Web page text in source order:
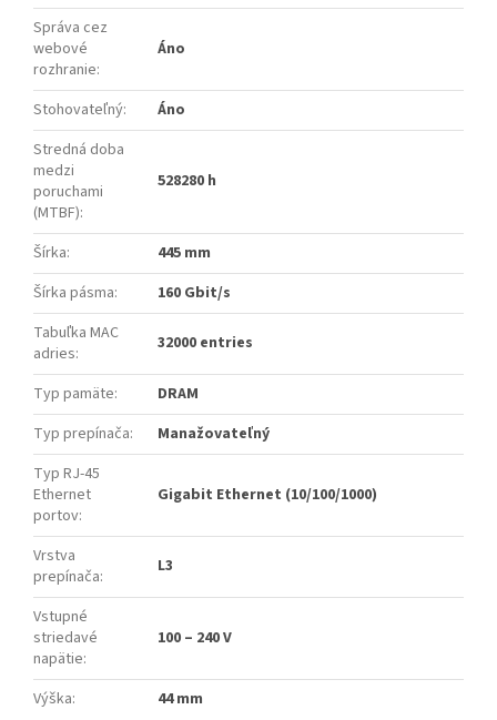
Správa cez
webové
rozhranie:
Áno
Stohovateľný:
Áno
Stredná doba
medzi
poruchami
(MTBF):
528280 h
Šírka:
445 mm
Šírka pásma:
160 Gbit/s
Tabuľka MAC
adries: 32000 entries
Typ pamäte:
DRAM
Typ prepínača:
Manažovateľný
Typ RJ-45
Ethernet
portov:
Gigabit Ethernet (10/100/1000)
Vrstva
prepínača: L3
Vstupné
striedavé
napätie:
100 – 240 V
Výška: 44 mm